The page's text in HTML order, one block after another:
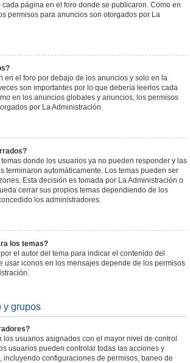
página en el foro donde se publicaron. Como en
permisos para anuncios son otorgados por La
en el foro por debajo de los anuncios y solo en la
son importantes por lo que debería leerlos cada
en los anuncios globales y anuncios, los permisos
por La Administración.
donde los usuarios ya no pueden responder y las
terminaron automáticamente. Los temas pueden ser
Esta decisión es tomada por La Administración o
cerrar sus propios temas dependiendo de los
los administradores.
los temas?
el autor del tema para indicar el contenido del
usar iconos en los mensajes depende de los permisos
y grupos
los usuarios asignados con el mayor nivel de control
usuarios pueden controlar todas las acciones y
incluyendo configuraciones de permisos, baneo de